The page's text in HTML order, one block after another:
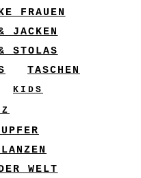
FRAUEN
JACKEN
STOLAS
TASCHEN
KIDS
WELT